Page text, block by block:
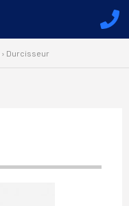
› Durcisseur